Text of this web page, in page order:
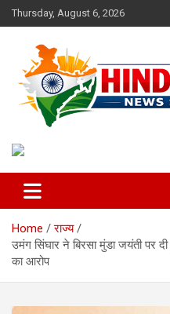
Skip
to
Thursday, August 6, 2026
Hindustan
Home
राज्य
उमंग सिंघार ने बिरसा मुंडा जयंती पर
का आरोप